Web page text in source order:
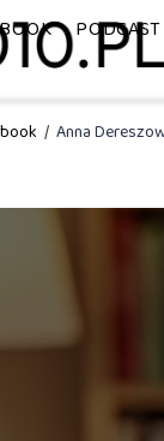
PODCAST
/ Anna